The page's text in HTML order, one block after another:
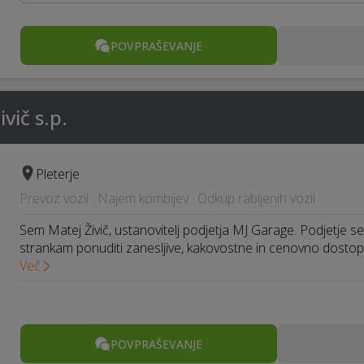
POVPRAŠEVANJE
s.p.
Pleterje
Prevoz vozil · Najem kombijev · Odkup rabljenih vozil
Sem Matej Živič, ustanovitelj podjetja MJ Garage. Podjetje
strankam ponuditi zanesljive, kakovostne in cenovno
Več
POVPRAŠEVANJE